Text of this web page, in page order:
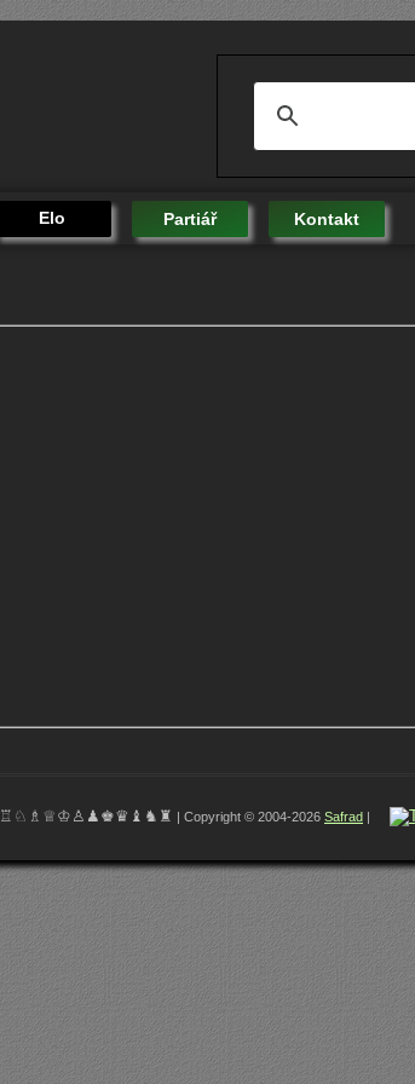
Elo Partiář Kontakt
♖♘♗♕♔♙♟♚♛♝♞♜ | Copyright © 2004-2026 Safrad |